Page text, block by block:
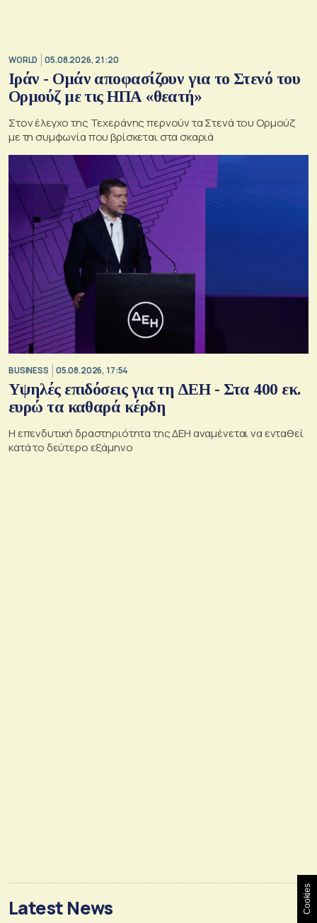
WORLD 05.08.2026, 21:20
Ιράν - Ομάν αποφασίζουν για το Στενό του
Ορμούζ με τις ΗΠΑ «θεατή»
Στον έλεγχο της Τεχεράνης περνούν τα Στενά του Ορμούζ
με τη συμφωνία που βρίσκεται στα σκαριά
BUSINESS 05.08.2026, 17:54
Υψηλές επιδόσεις για τη ΔΕΗ - Στα 400 εκ.
ευρώ τα καθαρά κέρδη
Η επενδυτική δραστηριότητα της ΔΕΗ αναμένεται να ενταθεί
κατά το δεύτερο εξάμηνο
Latest News Cookies